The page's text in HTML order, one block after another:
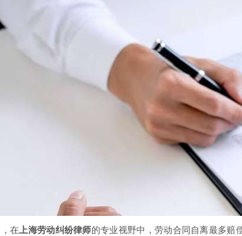
在 上海劳动纠纷律师的专业视野中，劳动合同自离最多赔